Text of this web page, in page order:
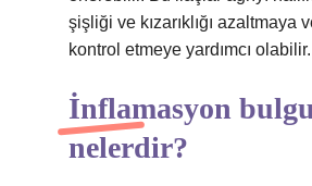
şişliği ve kızarıklığı azaltmaya
kontrol etmeye yardımcı olabilir.
İnflamasyon
nelerdir?